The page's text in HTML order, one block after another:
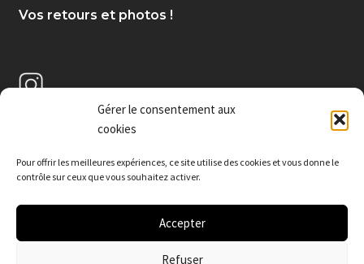
Gérer le consentement aux
cookies
Pour offrir les meilleures expériences, ce site utilise des cookies et vous donne le
contrôle sur ceux que vous souhaitez activer.
Accepter
Refuser
Vos retours et photos !